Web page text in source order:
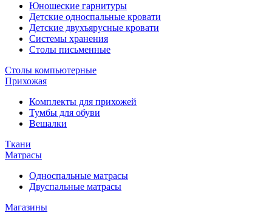
Юношеские гарнитуры
Детские односпальные кровати
Детские двухъярусные кровати
Системы хранения
Столы письменные
Столы компьютерные
Прихожая
Комплекты для прихожей
Тумбы для обуви
Вешалки
Ткани
Матрасы
Односпальные матрасы
Двуспальные матрасы
Магазины